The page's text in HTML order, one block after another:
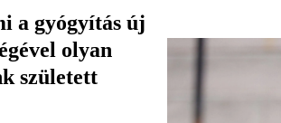
a gyógyítás új
olyan
született